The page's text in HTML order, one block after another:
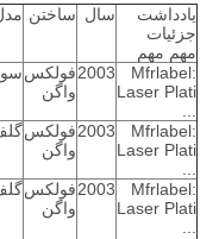
یادداشت
جزئیات
مهم مهم
سال ساختن
Mfrlabel:
Laser Plati
...
2003فولکس
واگن
Mfrlabel:
Laser Plati
...
2003فولکس
واگن
Mfrlabel:
Laser Plati
...
2003فولکس
واگن